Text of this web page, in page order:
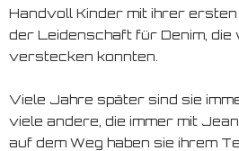
Handvoll Kinder mit ihrer
der Leidenschaft für Denim, die
verstecken konnten.
Viele Jahre später sind sie
viele andere, die immer mit
auf dem Weg haben sie ihrem